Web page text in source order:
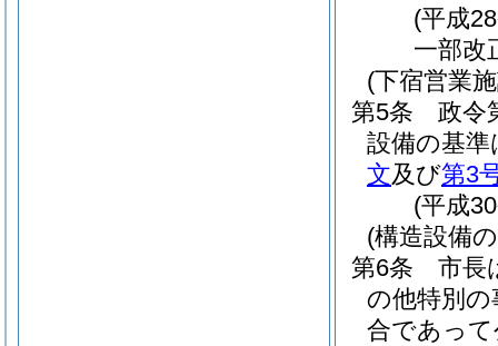
(平成
一部改
(下宿営業
第5条
政令
設備の基準
文及び第3
(平成
(構造設備
第6条
市長
の他特別
合であっ